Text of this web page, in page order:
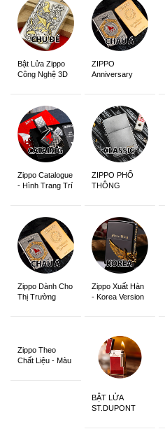
Bật Lửa Zippo
Công Nghệ 3D
ZIPPO
Anniversary
Zippo Catalogue
- Hình Trang Trí
ZIPPO PHỔ
THÔNG
Zippo Dành Cho
Thị Trường
Zippo Xuất Hàn
- Korea Version
Zippo Theo
Chất Liệu - Màu
BẬT LỬA
ST.DUPONT